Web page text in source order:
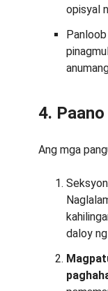
opisyal
4.
Ang mga
daloy